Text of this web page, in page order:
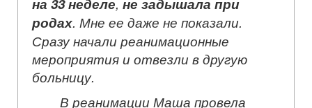
родах. Мне ее даже не показали.
Сразу начали реанимационные
мероприятия и отвезли в другую
больницу.
В реанимации Маша провела